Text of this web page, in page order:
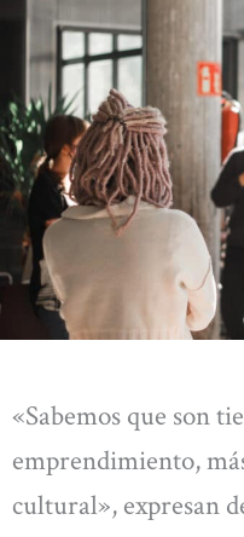
«Sabemos que son
emprendimiento,
cultural», expresan